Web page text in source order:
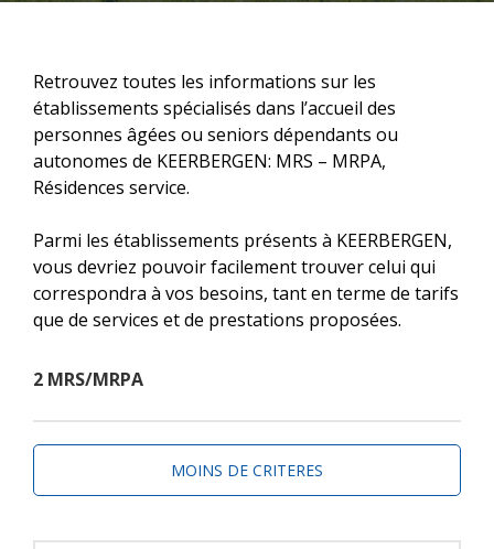
Retrouvez toutes les informations sur les
établissements spécialisés dans l’accueil des
personnes âgées ou seniors dépendants ou
autonomes de KEERBERGEN: MRS – MRPA,
Résidences service.
Parmi les établissements présents à KEERBERGEN,
vous devriez pouvoir facilement trouver celui qui
correspondra à vos besoins, tant en terme de tarifs
que de services et de prestations proposées.
2 MRS/MRPA
MOINS DE CRITERES